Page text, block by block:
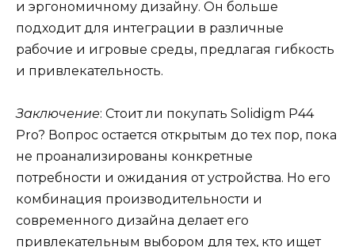
и эргономичному дизайну. Он больше
подходит для интеграции в различные
рабочие и игровые среды, предлагая гибкость
и привлекательность.
Заключение: Стоит ли покупать Solidigm P44
Pro? Вопрос остается открытым до тех пор, пока
не проанализированы конкретные
потребности и ожидания от устройства. Но его
комбинация производительности и
современного дизайна делает его
привлекательным выбором для тех, кто ищет